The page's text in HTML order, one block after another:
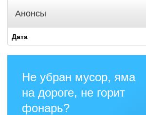
Анонсы
Дата
Не убран мусор, яма
на дороге, не горит
фонарь?